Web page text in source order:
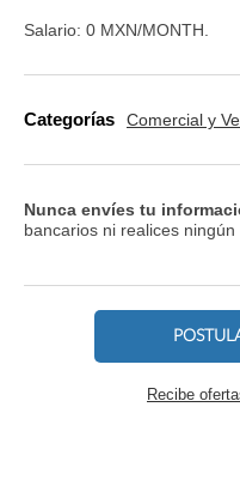
Salario: 0 MXN/MONTH.
Categorías Comercial y
Nunca envíes tu
bancarios ni realices ningún
Recibe